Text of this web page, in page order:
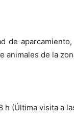
de
animales de la
h (Última visita a